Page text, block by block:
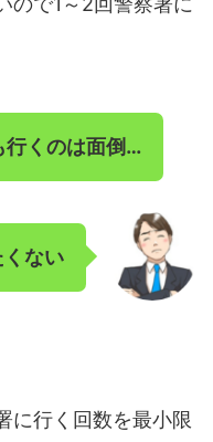
行くのは面倒…
ない
に行く回数を最小限